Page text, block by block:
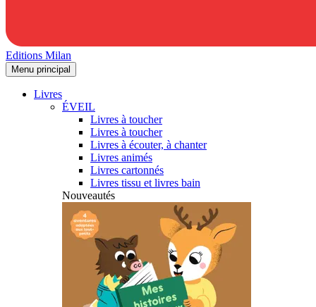
Editions Milan
Menu principal
Livres
ÉVEIL
Livres à toucher
Livres à toucher
Livres à écouter, à chanter
Livres animés
Livres cartonnés
Livres tissu et livres bain
Nouveautés